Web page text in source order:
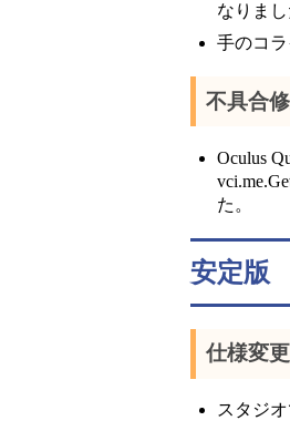
なりまし
手のコ
不具合
Oculus
た。
安定版
仕様変更
スタジ